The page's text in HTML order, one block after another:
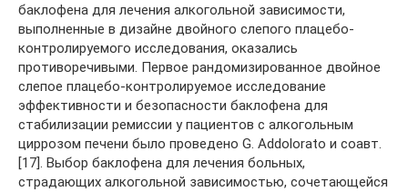
баклофена для лечения алкогольной зависимости,
выполненные в дизайне двойного слепого плацебо-
контролируемого исследования, оказались
противоречивыми. Первое рандомизированное двойное
слепое плацебо-контролируемое исследование
эффективности и безопасности баклофена для
стабилизации ремиссии у пациентов с алкогольным
циррозом печени было проведено G. Addolorato и соавт.
[17]. Выбор баклофена для лечения больных,
страдающих алкогольной зависимостью, сочетающейся